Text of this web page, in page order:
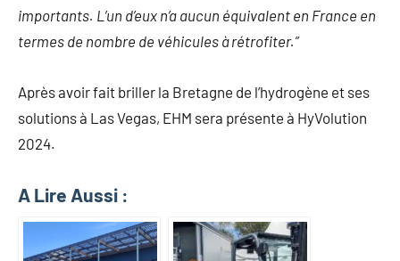
importants. L’un d’eux n’a aucun équivalent en France en
termes de nombre de véhicules à rétrofiter.”
Après avoir fait briller la Bretagne de l’hydrogène et ses
solutions à Las Vegas, EHM sera présente à HyVolution
2024.
A Lire Aussi :